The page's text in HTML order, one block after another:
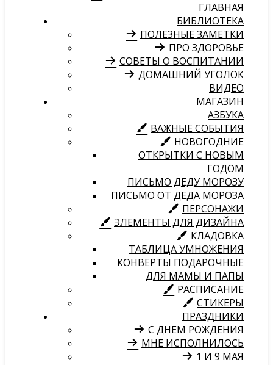
ГЛАВНАЯ
БИБЛИОТЕКА
ПОЛЕЗНЫЕ ЗАМЕТКИ
ПРО ЗДОРОВЬЕ
СОВЕТЫ О ВОСПИТАНИИ
ДОМАШНИЙ УГОЛОК
ВИДЕО
МАГАЗИН
АЗБУКА
ВАЖНЫЕ СОБЫТИЯ
НОВОГОДНИЕ
ОТКРЫТКИ С НОВЫМ
ГОДОМ
ПИСЬМО ДЕДУ МОРОЗУ
ПИСЬМО ОТ ДЕДА МОРОЗА
ПЕРСОНАЖИ
ЭЛЕМЕНТЫ ДЛЯ ДИЗАЙНА
КЛАДОВКА
ТАБЛИЦА УМНОЖЕНИЯ
КОНВЕРТЫ ПОДАРОЧНЫЕ
ДЛЯ МАМЫ И ПАПЫ
РАСПИСАНИЕ
СТИКЕРЫ
ПРАЗДНИКИ
С ДНЕМ РОЖДЕНИЯ
МНЕ ИСПОЛНИЛОСЬ
1 И 9 МАЯ